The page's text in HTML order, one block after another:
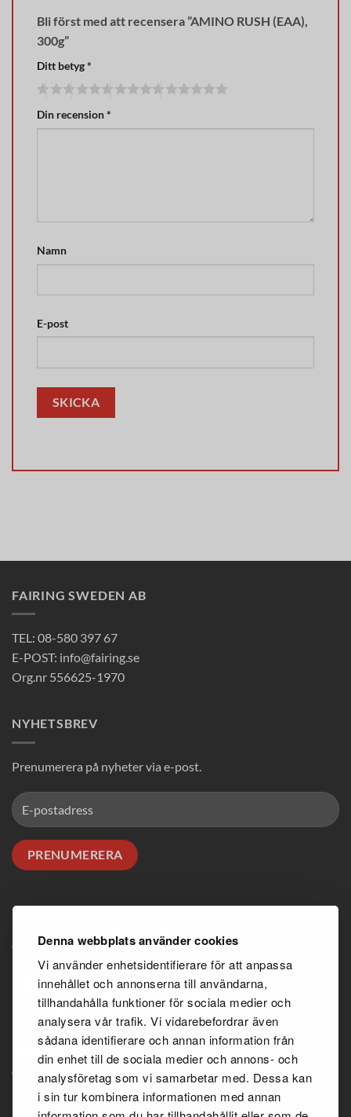
Denna webbplats använder cookies
Vi använder enhetsidentifierare för att anpassa
innehållet och annonserna till användarna,
tillhandahålla funktioner för sociala medier och
analysera vår trafik. Vi vidarebefordrar även
sådana identifierare och annan information från
din enhet till de sociala medier och annons- och
analysföretag som vi samarbetar med. Dessa kan
i sin tur kombinera informationen med annan
Bli först med att recensera ”AMINO RUSH (EAA),
300g”
Ditt betyg*
Din recension*
Namn
E-post
FAIRING SWEDEN AB
TEL: 08-580 397 67
E-POST: info@fairing.se
Org.nr 556625-1970
NYHETSBREV
Prenumerera på nyheter via e-post.
INFORMATION
Köpvillkor